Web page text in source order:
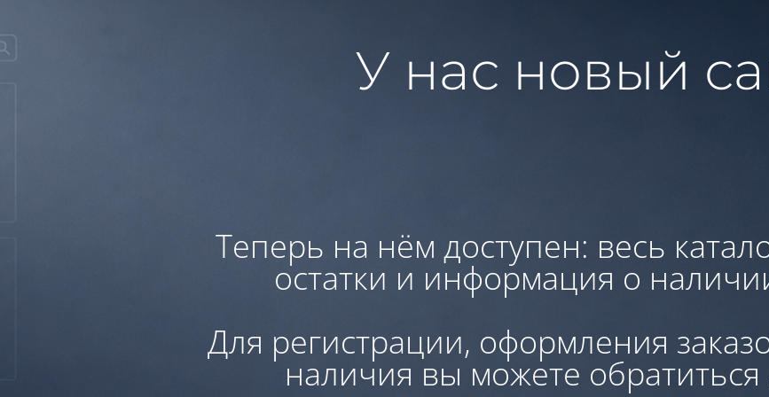
У нас новый
Теперь на нём доступен: весь
остатки и информация о
Для регистрации, оформления
наличия вы можете